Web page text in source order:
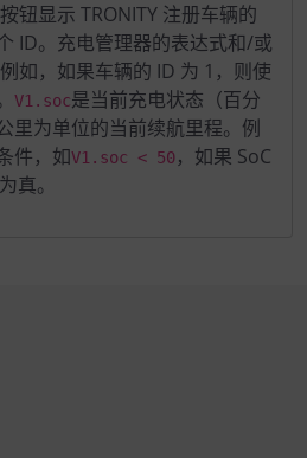
钮显示 TRONITY 注册车辆的
ID。充电管理器的表达式和/或
如，如果车辆的 ID 为 1，则使
V1.soc是当前充电状态（百分
里为单位的当前续航里程。例
件，如V1.soc < 50，如果 SoC
真。